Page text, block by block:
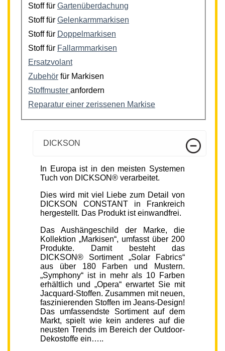
Stoff für Gartenüberdachung
Stoff für Gelenkarmmarkisen
Stoff für Doppelmarkisen
Stoff für Fallarmmarkisen
Ersatzvolant
Zubehör für Markisen
Stoffmuster anfordern
Reparatur einer zerissenen Markise
DICKSON
In Europa ist in den meisten Systemen
Tuch von DICKSON® verarbeitet.
Dies wird mit viel Liebe zum Detail von
DICKSON CONSTANT in Frankreich
hergestellt. Das Produkt ist einwandfrei.
Das Aushängeschild der Marke, die
Kollektion „Markisen“, umfasst über 200
Produkte. Damit besteht das
DICKSON® Sortiment „Solar Fabrics“
aus über 180 Farben und Mustern.
„Symphony“ ist in mehr als 10 Farben
erhältlich und „Opera“ erwartet Sie mit
Jacquard-Stoffen. Zusammen mit neuen,
faszinierenden Stoffen im Jeans-Design!
Das umfassendste Sortiment auf dem
Markt, spielt wie kein anderes auf die
neusten Trends im Bereich der Outdoor-
Dekostoffe ein…..